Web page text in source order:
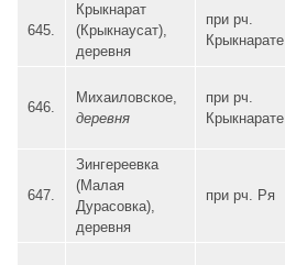
645.
Крыкнарат
(Крыкнаусат),
деревня
при рч.
Крыкнарате
646.
Михаиловское,
деревня
при рч.
Крыкнарате
647.
Зингереевка
(Малая
Дурасовка),
деревня
при рч. Ря